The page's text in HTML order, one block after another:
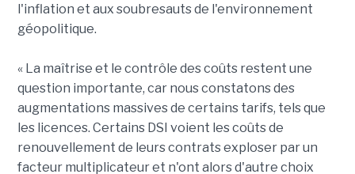
l'inflation et aux soubresauts de l'environnement
géopolitique.
« La maîtrise et le contrôle des coûts restent une
question importante, car nous constatons des
augmentations massives de certains tarifs, tels que
les licences. Certains DSI voient les coûts de
renouvellement de leurs contrats exploser par un
facteur multiplicateur et n'ont alors d'autre choix